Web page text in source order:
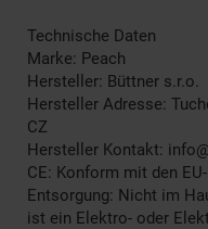
Technische Daten
Marke: Peach
Hersteller: Büttner s.r.o.
Hersteller Adresse:
CZ
Hersteller Kontakt:
CE: Konform mit den
Entsorgung: Nicht im
ist ein Elektro- oder